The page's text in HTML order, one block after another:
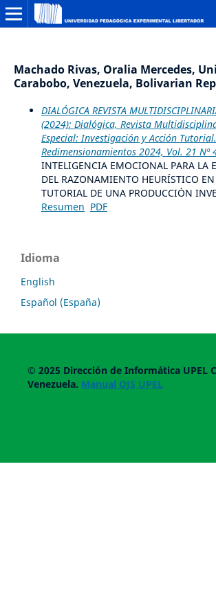
Machado Rivas, Oralia Mercedes,
Carabobo, Venezuela, Bolivarian
DIALÓGICA REVISTA
(2024): Dialógica, Revista
Especial: Investigación y Acción
Redimensionamientos 2024, Vol. 21 Nº
INTELIGENCIA EMOCIONAL PARA LA
DEL RAZONAMIENTO HEURÍSTICO
TUTORIAL DE UNA PRODUCCIÓN
Resumen PDF
Idioma
English
Español (España)
© 2025 Dirección de Informática UPEL
Venezuela. Manual OJS UPEL